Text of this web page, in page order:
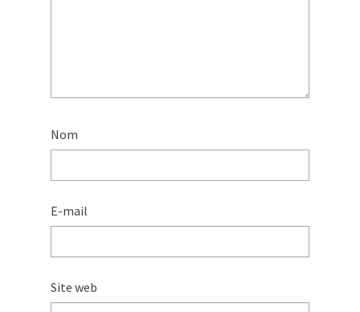
Nom
E-mail
Site web